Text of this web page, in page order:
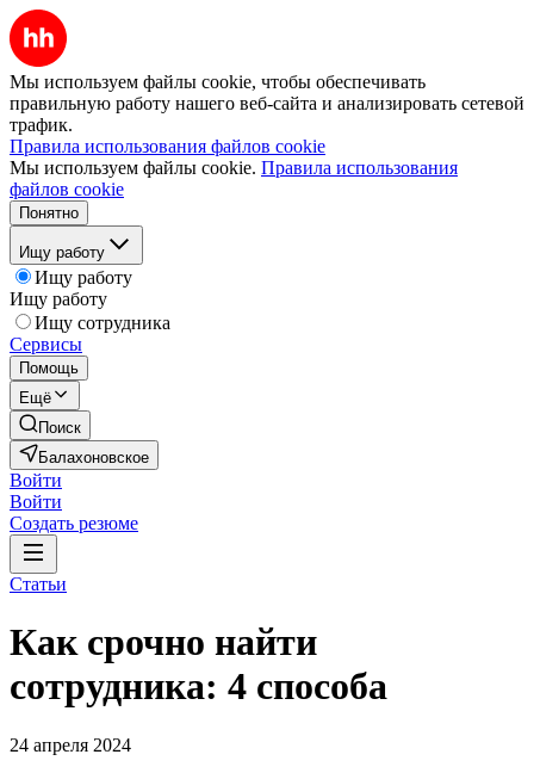
Мы используем файлы cookie, чтобы обеспечивать
правильную работу нашего веб-сайта и анализировать сетевой
трафик.
Правила использования файлов cookie
Мы используем файлы cookie. Правила использования
файлов cookie
Понятно
Ищу работу
Ищу работу
Ищу работу
Ищу сотрудника
Сервисы
Помощь
Ещё
Поиск
Балахоновское
Войти
Войти
Создать резюме
Статьи
Как срочно найти
сотрудника: 4 способа
24 апреля 2024